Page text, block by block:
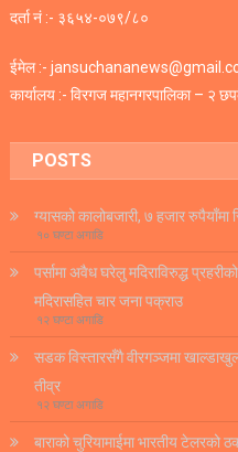
दर्ता नं :- ३६५४-०७९/८०
ईमेल :-
कार्यालय :- विरगज महानगरपालिका – २
POSTS
ग्यासको कालोबजारी, ७ हजार
१० घण्टा अगाडि
पर्सामा अवैध घरेलु मदिराविरुद्ध
मदिरासहित चार जना पक्राउ
१२ घण्टा अगाडि
सडक विस्तारसँगै वीरगञ्जमा
तीव्र
१२ घण्टा अगाडि
बाराको चुरियामाईमा भारतीय टेलरको